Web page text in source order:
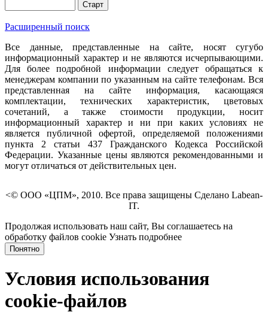
Расширенный поиск
Все данные, представленные на сайте, носят сугубо
информационный характер и не являются исчерпывающими.
Для более подробной информации следует обращаться к
менеджерам компании по указанным на сайте телефонам. Вся
представленная на сайте информация, касающаяся
комплектации, технических характеристик, цветовых
сочетаний, а также стоимости продукции, носит
информационный характер и ни при каких условиях не
является публичной офертой, определяемой положениями
пункта 2 статьи 437 Гражданского Кодекса Российской
Федерации. Указанные цены являются рекомендованными и
могут отличаться от действительных цен.
<© ООО «ЦПМ», 2010. Все права защищены Сделано Labean-
IT.
Продолжая использовать наш сайт, Вы соглашаетесь на
обработку файлов cookie Узнать подробнее
Понятно
Условия использования
cookie-файлов